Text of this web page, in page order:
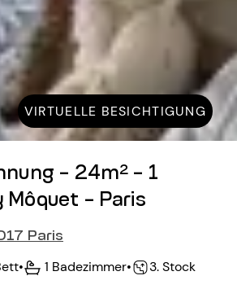
VIRTUELLE BESICHTIGUNG
- 24m² - 1
Môquet - Paris
Paris
• 1 Badezimmer•
3. Stock